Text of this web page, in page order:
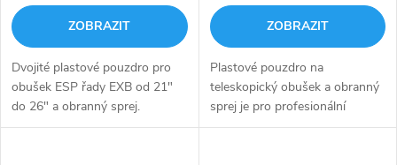
o
d
u
o
d
u
ZOBRAZIT
Dvojité plastové pouzdro pro
obušek ESP řady EXB od 21"
do 26" a obranný sprej.
ZOBRAZIT
Plastové pouzdro na
teleskopický obušek a obranný
sprej je pro profesionální
použití.